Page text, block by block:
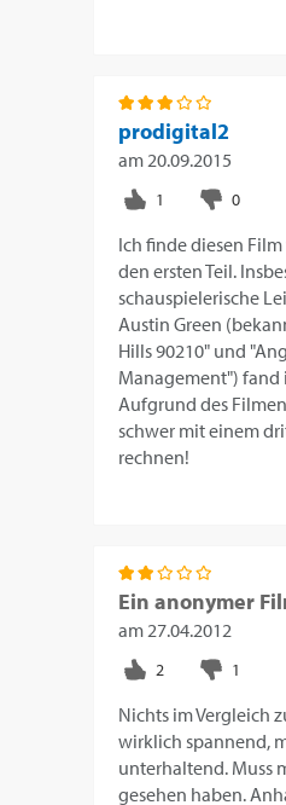
prodigital2
am 20.09.2015
Ich finde diesen Film
den ersten Teil.
schauspielerische
Austin Green
Hills 90210" und
Management") fand
Aufgrund des
schwer mit einem
rechnen!
Ein anonymer
am 27.04.2012
Nichts im Vergleich
wirklich spannend,
unterhaltend. Muss
gesehen haben.